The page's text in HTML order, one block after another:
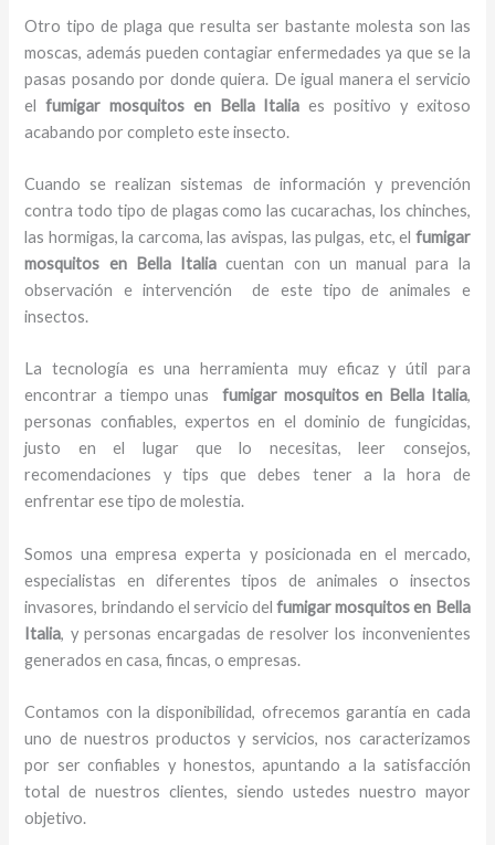
Otro tipo de plaga que resulta ser bastante molesta son las
moscas, además pueden contagiar enfermedades ya que se la
pasas posando por donde quiera. De igual manera el servicio
el fumigar mosquitos en Bella Italia es positivo y exitoso
acabando por completo este insecto.
Cuando se realizan sistemas de información y prevención
contra todo tipo de plagas como las cucarachas, los chinches,
las hormigas, la carcoma, las avispas, las pulgas, etc, el fumigar
mosquitos en Bella Italia cuentan con un manual para la
observación e intervención de este tipo de animales e
insectos.
La tecnología es una herramienta muy eficaz y útil para
encontrar a tiempo unas fumigar mosquitos en Bella Italia,
personas confiables, expertos en el dominio de fungicidas,
justo en el lugar que lo necesitas, leer consejos,
recomendaciones y tips que debes tener a la hora de
enfrentar ese tipo de molestia.
Somos una empresa experta y posicionada en el mercado,
especialistas en diferentes tipos de animales o insectos
invasores, brindando el servicio delfumigar mosquitos en Bella
Italia, y personas encargadas de resolver los inconvenientes
generados en casa, fincas, o empresas.
Contamos con la disponibilidad, ofrecemos garantía en cada
uno de nuestros productos y servicios, nos caracterizamos
por ser confiables y honestos, apuntando a la satisfacción
total de nuestros clientes, siendo ustedes nuestro mayor
objetivo.